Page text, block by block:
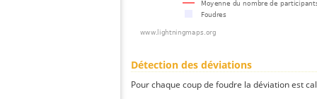
Détection des déviations
Pour chaque coup de foudre la déviation est